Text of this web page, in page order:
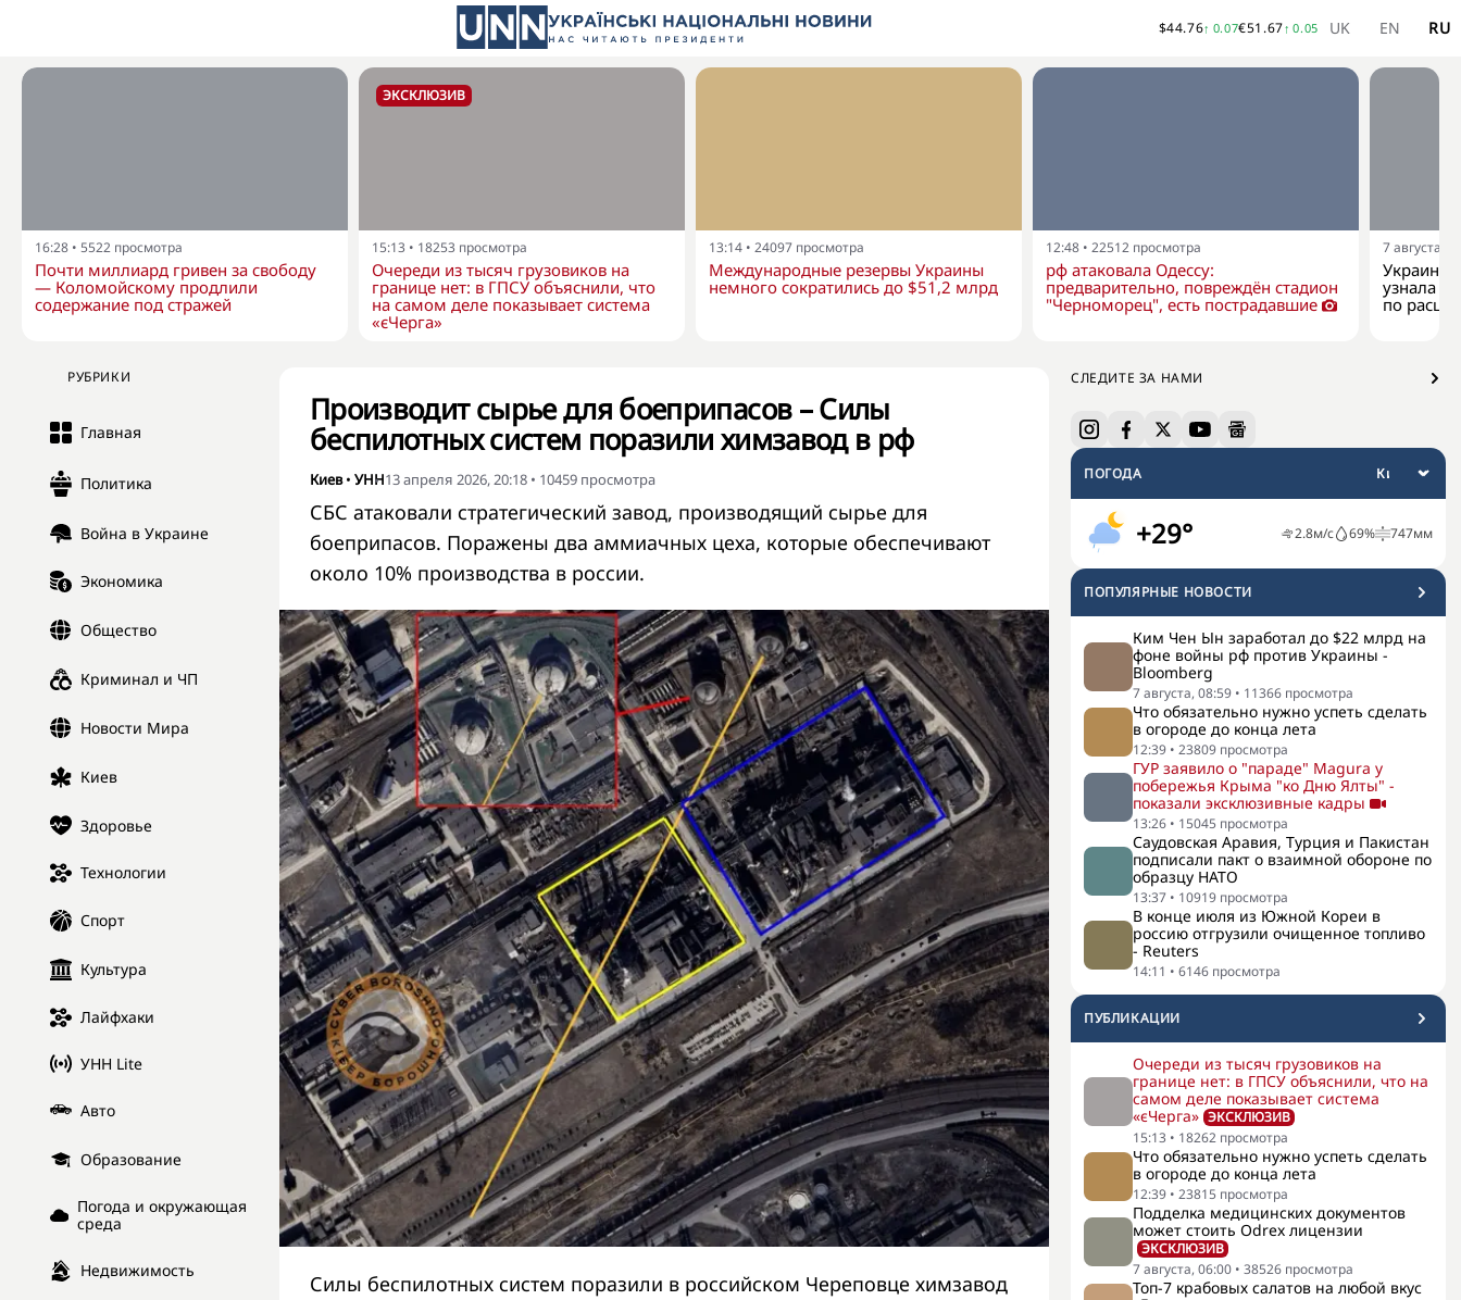
$44.76↑ 0.07€51.67↑ 0.05 UK EN RU
16:28 • 5522 просмотра
Почти миллиард гривен за свободу
— Коломойскому продлили
содержание под стражей
ЭКСКЛЮЗИВ
15:13 • 18253 просмотра
Очереди из тысяч грузовиков на
границе нет: в ГПСУ объяснили, что
на самом деле показывает система
«єЧерга»
13:14 • 24097 просмотра
Международные резервы Украины
немного сократились до $51,2 млрд
12:48 • 22512 просмотра
рф атаковала Одессу:
предварительно, повреждён стадион
"Черноморец", есть пострадавшие
7 августа,
Украина
узнала о
по
РУБРИКИ
Главная
Политика
Война в Украине
Экономика
Общество
Криминал и ЧП
Новости Мира
Киев
Здоровье
Технологии
Спорт
Культура
Лайфхаки
УНН Lite
Авто
Образование
Погода и окружающая
среда
Недвижимость
СЛЕДИТЕ ЗА НАМИ
ПОГОДА
+29° 2.8м/с 69% 747мм
ПОПУЛЯРНЫЕ НОВОСТИ
Ким Чен Ын заработал до $22 млрд на
фоне войны рф против Украины -
Bloomberg
7 августа, 08:59 • 11366 просмотра
Что обязательно нужно успеть сделать
в огороде до конца лета
12:39 • 23809 просмотра
ГУР заявило о "параде" Magura у
побережья Крыма "ко Дню Ялты" -
показали эксклюзивные кадры
13:26 • 15045 просмотра
Саудовская Аравия, Турция и Пакистан
подписали пакт о взаимной обороне по
образцу НАТО
13:37 • 10919 просмотра
В конце июля из Южной Кореи в
россию отгрузили очищенное топливо
- Reuters
14:11 • 6146 просмотра
ПУБЛИКАЦИИ
Очереди из тысяч грузовиков на
границе нет: в ГПСУ объяснили, что на
самом деле показывает система
«єЧерга» ЭКСКЛЮЗИВ
15:13 • 18262 просмотра
Что обязательно нужно успеть сделать
в огороде до конца лета
12:39 • 23815 просмотра
Подделка медицинских документов
может стоить Odrex лицензии
ЭКСКЛЮЗИВ
7 августа, 06:00 • 38526 просмотра
Топ-7 крабовых салатов на любой вкус
Производит сырье для боеприпасов – Силы
беспилотных систем поразили химзавод в рф
Киев• УНН13 апреля 2026, 20:18 • 10459 просмотра
СБС атаковали стратегический завод, производящий сырье для
боеприпасов. Поражены два аммиачных цеха, которые обеспечивают
около 10% производства в россии.
Силы беспилотных систем поразили в российском Череповце химзавод